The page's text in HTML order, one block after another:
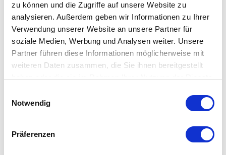
zu können und die Zugriffe auf unsere Website zu
analysieren. Außerdem geben wir Informationen zu Ihrer
Verwendung unserer Website an unsere Partner für
soziale Medien, Werbung und Analysen weiter. Unsere
Partner führen diese Informationen möglicherweise mit
weiteren Daten zusammen, die Sie ihnen bereitgestellt
Notwendig
Präferenzen